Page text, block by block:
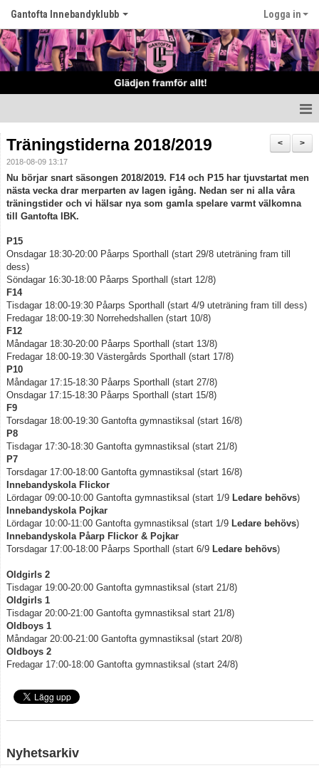
Gantofta Innebandyklubb Logga in
Nyheter
Klubben
Kontakt
Kalender
Matcher
Klubbkläder
Supportershop
Dokument
Medlemskap & Medlems- och träningsavgifter
>
<
Träningstiderna 2018/2019
2018-08-09 13:17
Nu börjar snart säsongen 2018/2019. F14 och P15 har tjuvstartat men
nästa vecka drar merparten av lagen igång. Nedan ser ni alla våra
träningstider och vi hälsar nya som gamla spelare varmt välkomna
till Gantofta IBK.
P15
Onsdagar 18:30-20:00 Påarps Sporthall (start 29/8 uteträning fram till
dess)
Söndagar 16:30-18:00 Påarps Sporthall (start 12/8)
F14
Tisdagar 18:00-19:30 Påarps Sporthall (start 4/9 uteträning fram till dess)
Fredagar 18:00-19:30 Norrehedshallen (start 10/8)
F12
Måndagar 18:30-20:00 Påarps Sporthall (start 13/8)
Fredagar 18:00-19:30 Västergårds Sporthall (start 17/8)
P10
Måndagar 17:15-18:30 Påarps Sporthall (start 27/8)
Onsdagar 17:15-18:30 Påarps Sporthall (start 15/8)
F9
Torsdagar 18:00-19:30 Gantofta gymnastiksal (start 16/8)
P8
Tisdagar 17:30-18:30 Gantofta gymnastiksal (start 21/8)
P7
Torsdagar 17:00-18:00 Gantofta gymnastiksal (start 16/8)
Innebandyskola Flickor
Lördagar 09:00-10:00 Gantofta gymnastiksal (start 1/9 Ledare behövs)
Innebandyskola Pojkar
Lördagar 10:00-11:00 Gantofta gymnastiksal (start 1/9 Ledare behövs)
Innebandyskola Påarp Flickor & Pojkar
Torsdagar 17:00-18:00 Påarps Sporthall (start 6/9 Ledare behövs)
Oldgirls 2
Tisdagar 19:00-20:00 Gantofta gymnastiksal (start 21/8)
Oldgirls 1
Tisdagar 20:00-21:00 Gantofta gymnastiksal start 21/8)
Oldboys 1
Måndagar 20:00-21:00 Gantofta gymnastiksal (start 20/8)
Oldboys 2
Fredagar 17:00-18:00 Gantofta gymnastiksal (start 24/8)
Nyhetsarkiv